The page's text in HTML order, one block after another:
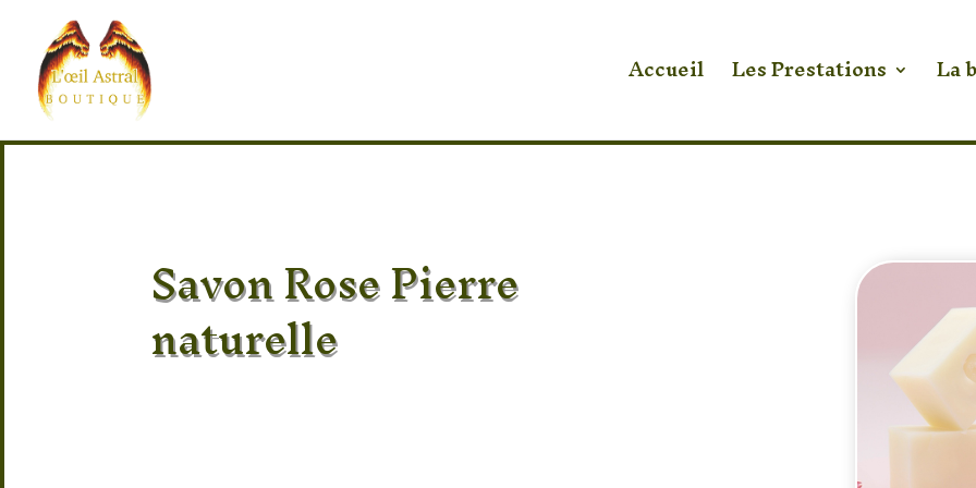
Accueil Les Prestations La
Savon Rose Pierre
naturelle